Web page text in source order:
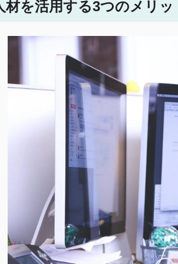
材を活用する3つのメリッ